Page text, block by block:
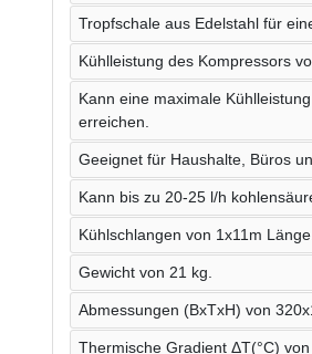
Tropfschale aus Edelstahl für
Kühlleistung des Kompressors
Kann eine maximale
erreichen.
Geeignet für Haushalte, Büros
Kann bis zu 20-25 l/h
Kühlschlangen von 1x11m Länge.
Gewicht von 21 kg.
Abmessungen (BxTxH) von
Thermische Gradient ΔT(°C) von